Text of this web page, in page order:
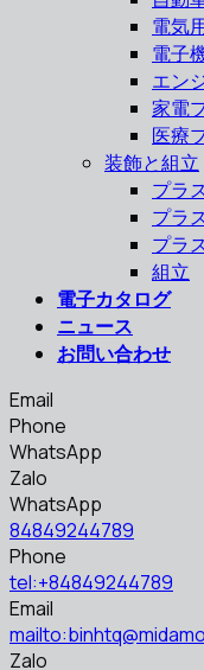
電気
電子
エン
家電
医療
装飾と組立
プラ
プラ
プラ
組立
電子カタログ
ニュース
お問い合わせ
Email
Phone
WhatsApp
Zalo
WhatsApp
84849244789
Phone
tel:+84849244789
Email
Zalo